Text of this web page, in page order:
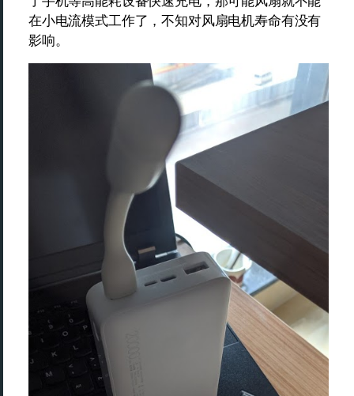
在小电流模式工作了，不知对风扇电机寿命有没有
影响。